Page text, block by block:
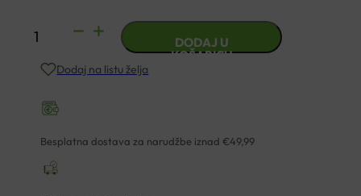
PROPOMUCIL
ŠUMSKO
A24
HERBIKO
DODAJ U
KOŠARICU
Dodaj na listu želja
Besplatna dostava za narudžbe iznad €49,99